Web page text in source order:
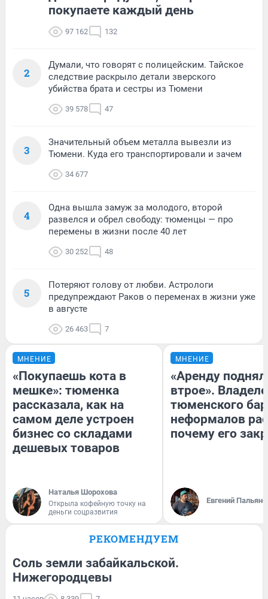
покупаете каждый день
97 162 132
2
Думали, что говорят с полицейским. Тайское
следствие раскрыло детали зверского
убийства брата и сестры из Тюмени
39 578 47
3
Значительный объем металла вывезли из
Тюмени. Куда его транспортировали и зачем
34 677
4
Одна вышла замуж за молодого, второй
развелся и обрел свободу: тюменцы — про
перемены в жизни после 40 лет
30 252 48
5
Потеряют голову от любви. Астрологи
предупреждают Раков о переменах в жизни уже
в августе
26 463 7
МНЕНИЕ
«Покупаешь кота в
мешке»: тюменка
рассказала, как на
самом деле устроен
бизнес со складами
дешевых товаров
Наталья Шорохова
Открыла кофейную точку на
деньги соцразвития
МНЕНИЕ
«Аренду
втрое».
тюменского
неформалов
почему его
Евгений
РЕКОМЕНДУЕМ
Соль земли забайкальской.
Нижегородцевы